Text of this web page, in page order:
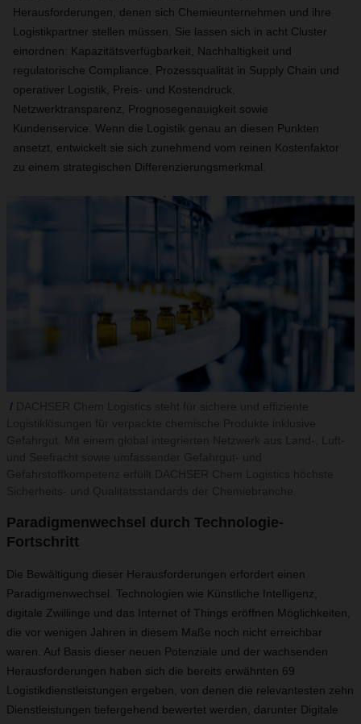
Herausforderungen, denen sich Chemieunternehmen und ihre
Logistikpartner stellen müssen. Sie lassen sich in acht Cluster
einordnen: Kapazitätsverfügbarkeit, Nachhaltigkeit und
regulatorische Compliance, Prozessqualität in Supply Chain und
operativer Logistik, Preis- und Kostendruck,
Netzwerktransparenz, Prognosegenauigkeit sowie
Kundenservice. Wenn die Logistik genau an diesen Punkten
ansetzt, entwickelt sie sich zunehmend vom reinen Kostenfaktor
zu einem strategischen Differenzierungsmerkmal.
Paradigmenwechsel durch Technologie-
Fortschritt
Die Bewältigung dieser Herausforderungen erfordert einen
Paradigmenwechsel. Technologien wie Künstliche Intelligenz,
digitale Zwillinge und das Internet of Things eröffnen Möglichkeiten,
die vor wenigen Jahren in diesem Maße noch nicht erreichbar
waren. Auf Basis dieser neuen Potenziale und der wachsenden
Herausforderungen haben sich die bereits erwähnten 69
Logistikdienstleistungen ergeben, von denen die relevantesten zehn
Dienstleistungen tiefergehend bewertet werden, darunter Digitale